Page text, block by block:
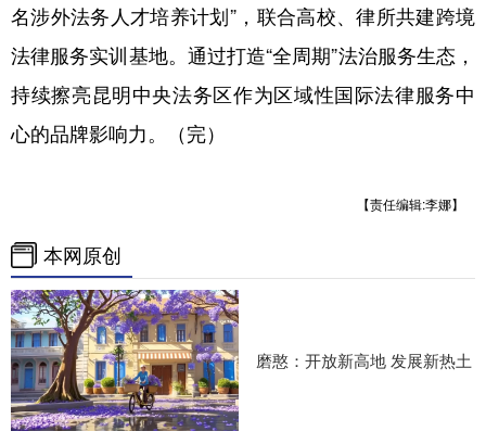
名涉外法务人才培养计划”，联合高校、律所共建跨境
法律服务实训基地。通过打造“全周期”法治服务生态，
持续擦亮昆明中央法务区作为区域性国际法律服务中
心的品牌影响力。（完）
【责任编辑:李娜】
本网原创
磨憨：开放新高地 发展新热土